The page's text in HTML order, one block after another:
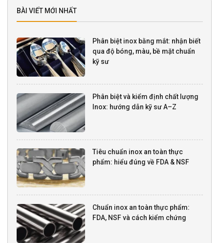
BÀI VIẾT MỚI NHẤT
Phân biệt inox bằng mắt: nhận biết
qua độ bóng, màu, bề mặt chuẩn
kỹ sư
Phân biệt và kiểm định chất lượng
Inox: hướng dẫn kỹ sư A–Z
Tiêu chuẩn inox an toàn thực
phẩm: hiểu đúng về FDA & NSF
Chuẩn inox an toàn thực phẩm:
FDA, NSF và cách kiểm chứng